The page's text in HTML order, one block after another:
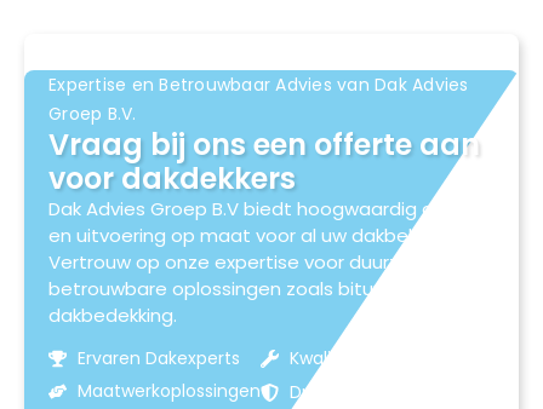
Expertise en Betrouwbaar Advies van Dak Advies
Groep B.V.
Vraag bij ons een offerte aan
voor dakdekkers
Dak Advies Groep B.V biedt hoogwaardig advies
en uitvoering op maat voor al uw dakbehoeften.
Vertrouw op onze expertise voor duurzame en
betrouwbare oplossingen zoals bitumen
dakbedekking.
Ervaren Dakexperts
Maatwerkoplossingen
Kwaliteitsmaterialen
Duurzame Resultaten